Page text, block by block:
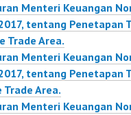
Menteri Keuangan
tentang Penetapan
Trade Area.
Menteri Keuangan
tentang Penetapan
Trade Area.
Menteri Keuangan